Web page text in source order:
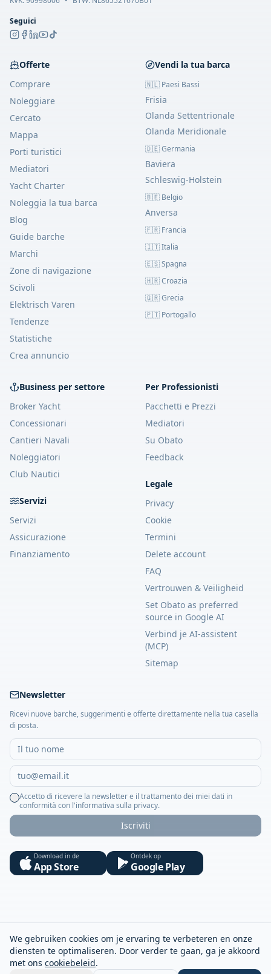
We gebruiken cookies om je ervaring te verbeteren en onze
diensten te optimaliseren. Door verder te gaan, ga je akkoord
met ons cookiebeleid.
Seguici
Offerte
Comprare
Noleggiare
Cercato
Mappa
Porti turistici
Mediatori
Yacht Charter
Noleggia la tua barca
Blog
Guide barche
Marchi
Zone di navigazione
Scivoli
Elektrisch Varen
Tendenze
Statistiche
Crea annuncio
Vendi la tua barca
🇳🇱 Paesi Bassi
Frisia
Olanda Settentrionale
Olanda Meridionale
🇩🇪 Germania
Baviera
Schleswig-Holstein
🇧🇪 Belgio
Anversa
🇫🇷 Francia
🇮🇹 Italia
🇪🇸 Spagna
🇭🇷 Croazia
🇬🇷 Grecia
🇵🇹 Portogallo
Business per settore
Broker Yacht
Concessionari
Cantieri Navali
Noleggiatori
Club Nautici
Servizi
Servizi
Assicurazione
Finanziamento
Per Professionisti
Pacchetti e Prezzi
Mediatori
Su Obato
Feedback
Legale
Privacy
Cookie
Termini
Delete account
FAQ
Vertrouwen & Veiligheid
Set Obato as preferred
source in Google AI
Verbind je AI-assistent
(MCP)
Sitemap
Newsletter
Ricevi nuove barche, suggerimenti e offerte direttamente nella tua casella
di posta.
Accetto di ricevere la newsletter e il trattamento dei miei dati in
conformità con l'informativa sulla privacy.
Iscriviti
Download in de
App Store
Ontdek op
Google Play